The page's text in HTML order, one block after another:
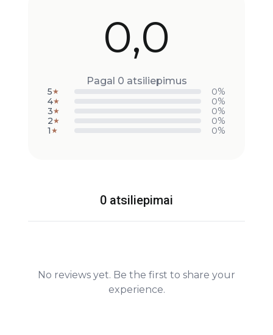
0,0
Pagal 0 atsiliepimus
5★
0%
4★
0%
3★
0%
2★
0%
1 ★ 0%
0 atsiliepimai
No reviews yet. Be the first to share your
experience.